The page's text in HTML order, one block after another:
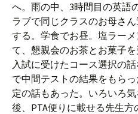
へ。雨の中、3時間目の英語
ラブで同じクラスのお母さ
する。学食でお昼。塩ラー
て、懇親会のお茶とお菓子
入試に受けたコース選択の
で中間テストの結果をもら
定の話もあった。いろいろ
後、PTA便りに載せる先生